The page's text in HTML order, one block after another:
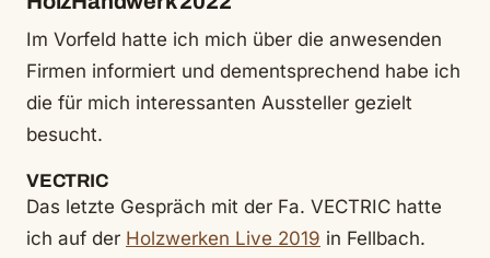
Im Vorfeld hatte ich mich über die anwesenden
Firmen informiert und dementsprechend habe ich
die für mich interessanten Aussteller gezielt
besucht.
VECTRIC
Das letzte Gespräch mit der Fa. VECTRIC hatte
ich auf der Holzwerken Live 2019 in Fellbach.